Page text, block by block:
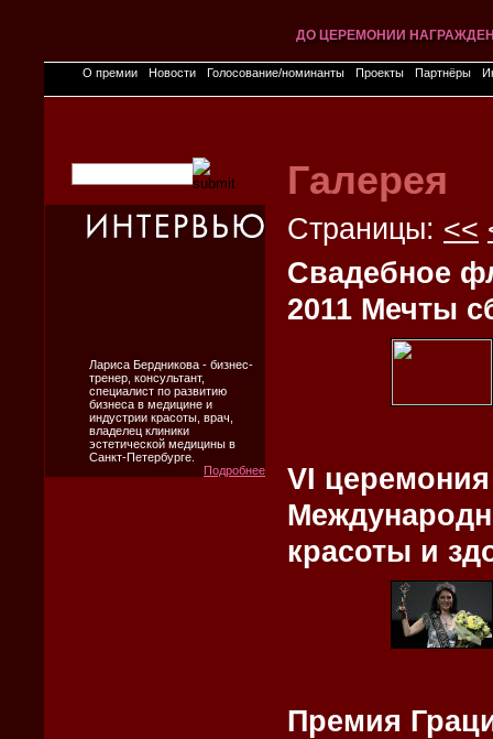
ДО ЦЕРЕМОНИИ
ДО ЦЕРЕМОНИИ
ДО ЦЕРЕМОНИИ
ДО ЦЕРЕМОНИИ
ДО ЦЕРЕМОНИИ
ДО ЦЕРЕМОНИИ
ДО ЦЕРЕМОНИИ
ДО ЦЕРЕМОНИИ
ДО ЦЕРЕМОНИИ
ДО ЦЕРЕМОНИИ
О премии Новости Голосование/номинанты Проекты Партнёры
Лариса Бердникова - бизнес-
тренер, консультант,
специалист по развитию
бизнеса в медицине и
индустрии красоты, врач,
владелец клиники
эстетической медицины в
Санкт-Петербурге.
Подробнее
Галерея
Страницы: <<
Свадебное
2011 Мечты
VI
красоты и
Премия